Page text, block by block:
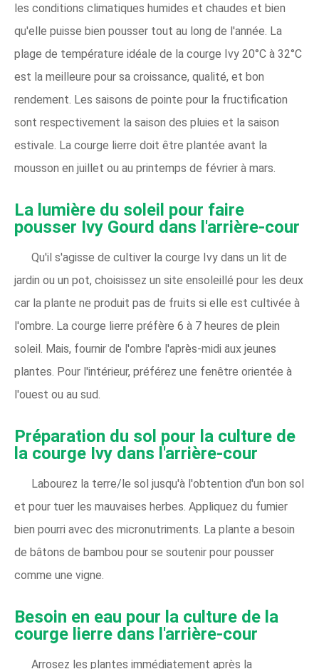
les conditions climatiques humides et chaudes et bien
qu'elle puisse bien pousser tout au long de l'année. La
plage de température idéale de la courge Ivy 20°C à 32°C
est la meilleure pour sa croissance, qualité, et bon
rendement. Les saisons de pointe pour la fructification
sont respectivement la saison des pluies et la saison
estivale. La courge lierre doit être plantée avant la
mousson en juillet ou au printemps de février à mars.
La lumière du soleil pour faire
pousser Ivy Gourd dans l'arrière-cour
Qu'il s'agisse de cultiver la courge Ivy dans un lit de
jardin ou un pot, choisissez un site ensoleillé pour les deux
car la plante ne produit pas de fruits si elle est cultivée à
l'ombre. La courge lierre préfère 6 à 7 heures de plein
soleil. Mais, fournir de l'ombre l'après-midi aux jeunes
plantes. Pour l'intérieur, préférez une fenêtre orientée à
l'ouest ou au sud.
Préparation du sol pour la culture de
la courge Ivy dans l'arrière-cour
Labourez la terre/le sol jusqu'à l'obtention d'un bon sol
et pour tuer les mauvaises herbes. Appliquez du fumier
bien pourri avec des micronutriments. La plante a besoin
de bâtons de bambou pour se soutenir pour pousser
comme une vigne.
Besoin en eau pour la culture de la
courge lierre dans l'arrière-cour
Arrosez les plantes immédiatement après la